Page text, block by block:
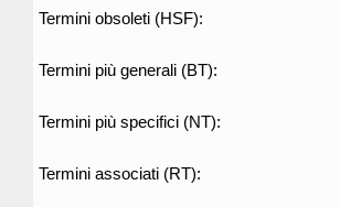
Termini obsoleti (HSF):
Termini più generali (BT):
Termini più specifici (NT):
Termini associati (RT):